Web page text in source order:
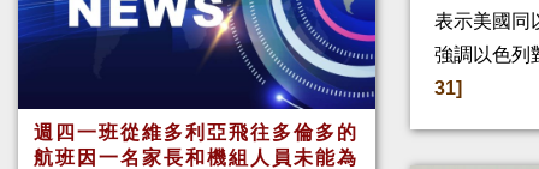
週四一班從維多利亞飛往多倫多的
航班因一名家長和機組人員未能為
表示美國同
強調以色列
31]